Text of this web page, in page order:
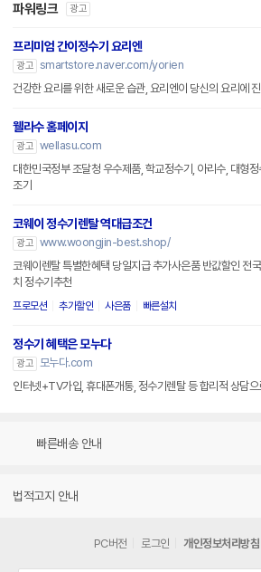
파워링크 광고
프리미엄 간이정수기 요리엔
광고 smartstore.naver.com/yorien
건강한 요리를 위한 새로운 습관, 요리엔이 당신의 요리에
웰라수 홈페이지
광고 wellasu.com
대한민국정부 조달청 우수제품, 학교정수기, 아리수, 대형정
조기
코웨이 정수기렌탈 역대급조건
광고 www.woongjin-best.shop/
코웨이렌탈 특별한혜택 당일지급 추가사은품 반값할인 전
치 정수기추천
프로모션 추가할인 사은품 빠른설치
정수기 혜택은 모누다
광고 모누다.com
인터넷+TV가입, 휴대폰개통, 정수기렌탈 등 합리적 상담
빠른배송 안내
법적고지 안내
PC버전 로그인 개인정보처리방침